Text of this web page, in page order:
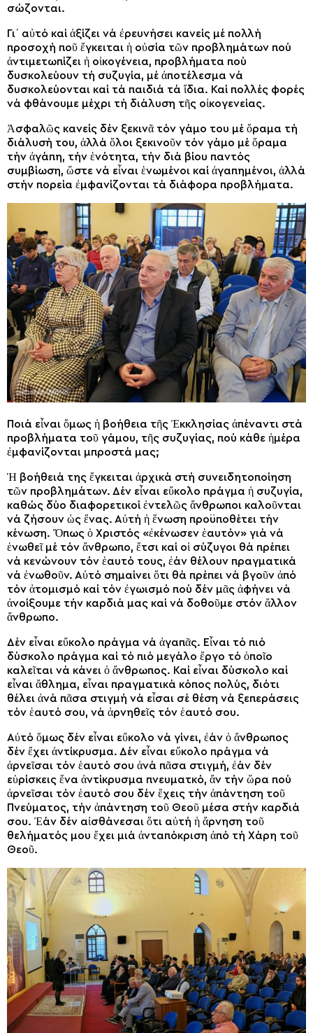
σώζονται.
Γι᾽ αὐτό καί ἀξίζει νά ἐρευνήσει κανείς μέ πολλή
προσοχή ποῦ ἔγκειται ἡ οὐσία τῶν προβλημάτων πού
ἀντιμετωπίζει ἡ οἰκογένεια, προβλήματα πού
δυσκολεύουν τή συζυγία, μέ ἀποτέλεσμα νά
δυσκολεύονται καί τά παιδιά τά ἴδια. Καί πολλές φορές
νά φθάνουμε μέχρι τή διάλυση τῆς οἰκογενείας.
Ἀσφαλῶς κανείς δέν ξεκινᾶ τόν γάμο του μέ ὅραμα τή
διάλυσή του, ἀλλά ὅλοι ξεκινοῦν τόν γάμο μέ ὅραμα
τήν ἀγάπη, τήν ἑνότητα, τήν διά βίου παντός
συμβίωση, ὥστε νά εἶναι ἑνωμένοι καί ἀγαπημένοι, ἀλλά
στήν πορεία ἐμφανίζονται τά διάφορα προβλήματα.
Ποιά εἶναι ὅμως ἡ βοήθεια τῆς Ἐκκλησίας ἀπέναντι στά
προβλήματα τοῦ γάμου, τῆς συζυγίας, πού κάθε ἡμέρα
ἐμφανίζονται μπροστά μας;
Ἡ βοήθειά της ἔγκειται ἀρχικά στή συνειδητοποίηση
τῶν προβλημάτων. Δέν εἶναι εὔκολο πράγμα ἡ συζυγία,
καθώς δύο διαφορετικοί ἐντελῶς ἄνθρωποι καλοῦνται
νά ζήσουν ὡς ἕνας. Αὐτή ἡ ἕνωση προϋποθέτει τήν
κένωση. Ὅπως ὁ Χριστός «ἐκένωσεν ἑαυτόν» γιά νά
ἑνωθεῖ μέ τόν ἄνθρωπο, ἔτσι καί οἱ σύζυγοι θά πρέπει
νά κενώνουν τόν ἑαυτό τους, ἐάν θέλουν πραγματικά
νά ἑνωθοῦν. Αὐτό σημαίνει ὅτι θά πρέπει νά βγοῦν ἀπό
τόν ἀτομισμό καί τόν ἐγωισμό πού δέν μᾶς ἀφήνει νά
ἀνοίξουμε τήν καρδιά μας καί νά δοθοῦμε στόν ἄλλον
ἄνθρωπο.
Δέν εἶναι εὔκολο πράγμα νά ἀγαπᾶς. Εἶναι τό πιό
δύσκολο πράγμα καί τό πιό μεγάλο ἔργο τό ὁποῖο
καλεῖται νά κάνει ὁ ἄνθρωπος. Καί εἶναι δύσκολο καί
εἶναι ἄθλημα, εἶναι πραγματικά κόπος πολύς, διότι
θέλει ἀνά πᾶσα στιγμή νά εἶσαι σέ θέση νά ξεπεράσεις
τόν ἑαυτό σου, νά ἀρνηθεῖς τόν ἑαυτό σου.
Αὐτό ὅμως δέν εἶναι εὔκολο νά γίνει, ἐάν ὁ ἄνθρωπος
δέν ἔχει ἀντίκρυσμα. Δέν εἶναι εὔκολο πράγμα νά
ἀρνεῖσαι τόν ἑαυτό σου ἀνά πᾶσα στιγμή, ἐάν δέν
εὑρίσκεις ἕνα ἀντίκρυσμα πνευματκό, ἄν τήν ὥρα πού
ἀρνεῖσαι τόν ἑαυτό σου δέν ἔχεις τήν ἀπάντηση τοῦ
Πνεύματος, τήν ἀπάντηση τοῦ Θεοῦ μέσα στήν καρδιά
σου. Ἐάν δέν αἰσθάνεσαι ὅτι αὐτή ἡ ἄρνηση τοῦ
θελήματός μου ἔχει μιά ἀνταπόκριση ἀπό τή Χάρη τοῦ
Θεοῦ.